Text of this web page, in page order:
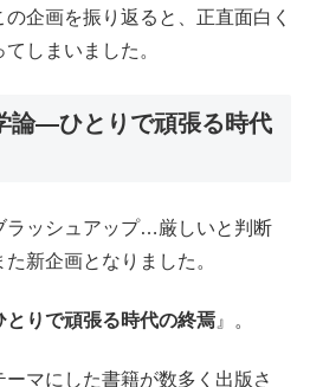
企画を振り返ると、正直面白く
しまいました。
論―ひとりで頑張る時代
ラッシュアップ…厳しいと判断
新企画となりました。
りで頑張る時代の終焉 』。
マにした書籍が数多く出版さ